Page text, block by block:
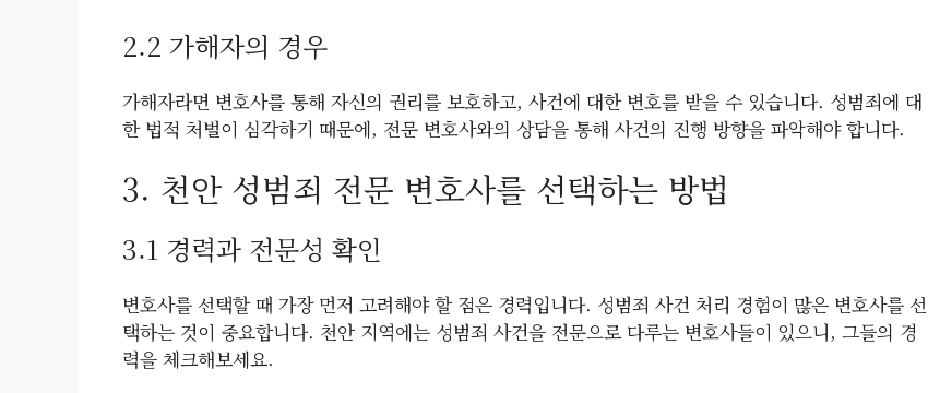
2.2 가해자의 경우
가해자라면 변호사를 통해 자신의 권리를 보호하고, 사건에 대한 변호를 받을 수 있습니다. 성범죄에 대
한 법적 처벌이 심각하기 때문에, 전문 변호사와의 상담을 통해 사건의 진행 방향을 파악해야 합니다.
3. 천안 성범죄 전문 변호사를 선택하는 방법
3.1 경력과 전문성 확인
변호사를 선택할 때 가장 먼저 고려해야 할 점은 경력입니다. 성범죄 사건 처리 경험이 많은 변호사를 선
택하는 것이 중요합니다. 천안 지역에는 성범죄 사건을 전문으로 다루는 변호사들이 있으니, 그들의 경
력을 체크해보세요.